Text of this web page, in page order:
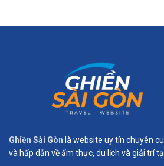
Ghiền Sài Gòn là website uy tín chuyên
và hấp dẫn về ẩm thực, du lịch và giải trí